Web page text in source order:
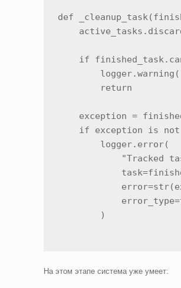
def
if
        return
exception =
if exception is not
        logger.error(
"Tracked
На этом этапе система уже умеет: